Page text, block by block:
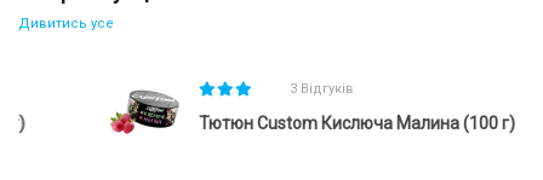
Дивитись усе
3 Відгуків
Тютюн Custom Кислюча Малина (100 г)